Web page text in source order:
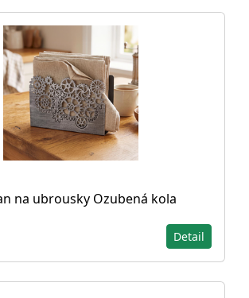
na ubrousky Ozubená kola
Detail